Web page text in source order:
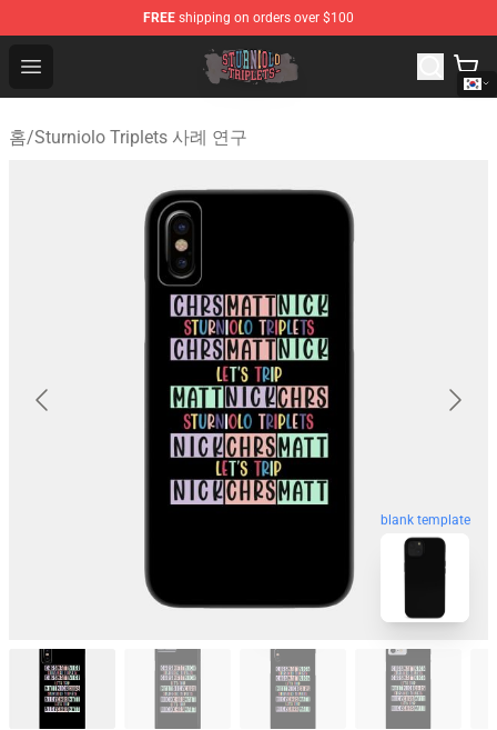
FREE shipping on orders over $100
Open menu
Sturniolo Triplets Shop - Official Sturniolo Triplets
홈/Sturniolo Triplets 사례 연구
blank template